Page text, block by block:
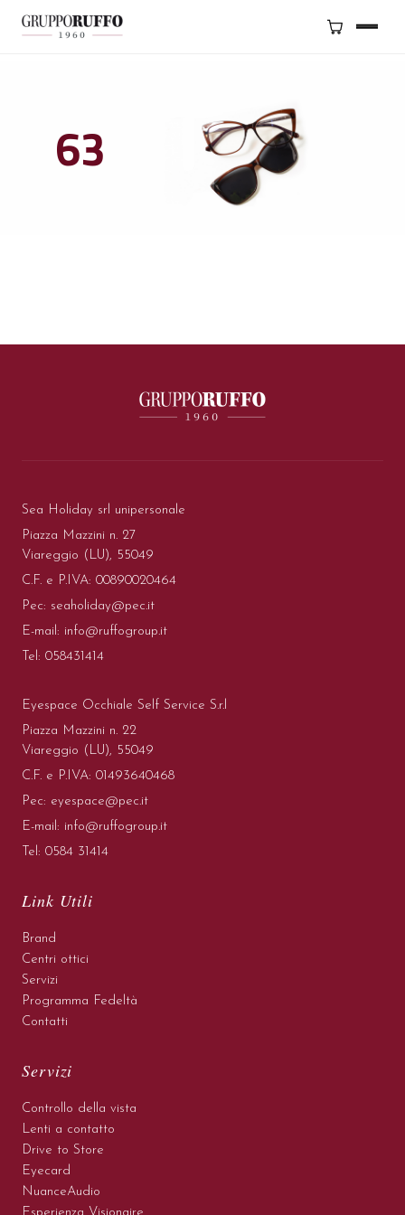
GRUPPO63
Sea Holiday srl unipersonale
Piazza Mazzini n. 27
Viareggio (LU), 55049
C.F. e P.IVA: 00890020464
Pec: seaholiday@pec.it
E-mail: info@ruffogroup.it
Tel: 058431414
Eyespace Occhiale Self Service S.r.l
Piazza Mazzini n. 22
Viareggio (LU), 55049
C.F. e P.IVA: 01493640468
Pec: eyespace@pec.it
E-mail: info@ruffogroup.it
Tel: 0584 31414
Link Utili
Brand
Centri ottici
Servizi
Programma Fedeltà
Contatti
Servizi
Controllo della vista
Lenti a contatto
Drive to Store
Eyecard
NuanceAudio